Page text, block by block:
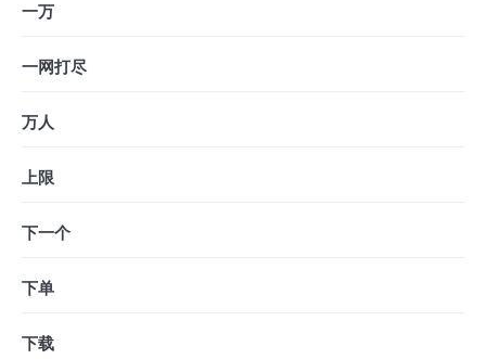
一万
一网打尽
万人
上限
下一个
下单
下载